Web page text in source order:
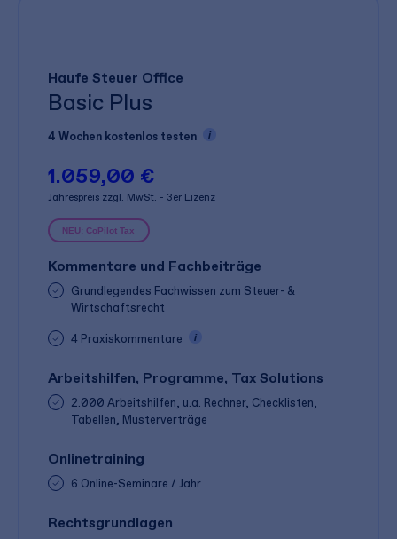
Haufe Steuer Office
Basic Plus
4 Wochen kostenlos testen
1.059,00 €
Jahrespreis zzgl. MwSt. - 3er Lizenz
NEU: CoPilot Tax
Kommentare und Fachbeiträge
Grundlegendes Fachwissen zum Steuer- &
Wirtschaftsrecht
4 Praxiskommentare
Arbeitshilfen, Programme, Tax Solutions
2.000 Arbeitshilfen, u.a. Rechner, Checklisten,
Tabellen, Musterverträge
Onlinetraining
6 Online-Seminare / Jahr
Rechtsgrundlagen